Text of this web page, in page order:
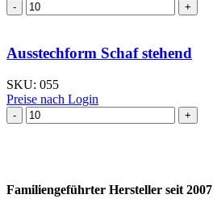
Ausstechform Schaf stehend
SKU: 055
Preise nach Login
Familiengeführter Hersteller seit 2007